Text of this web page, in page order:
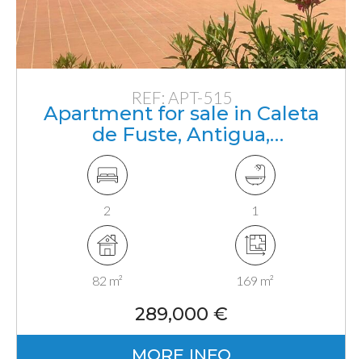
REF: APT-515
Apartment for sale in Caleta
de Fuste, Antigua,
Fuerteventura, Canarias
2 1
82 m² 169 m²
289,000 €
MORE INFO